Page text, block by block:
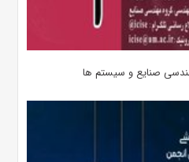
صنایع و سیستم­ ها